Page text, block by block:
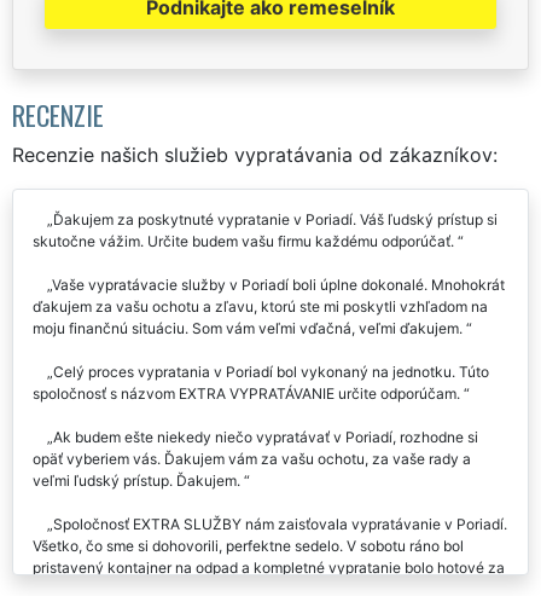
Podnikajte ako remeselník
RECENZIE
Recenzie našich služieb vypratávania od zákazníkov:
Ďakujem za poskytnuté vypratanie v Poriadí. Váš ľudský prístup si
skutočne vážim. Určite budem vašu firmu každému odporúčať.
Vaše vypratávacie služby v Poriadí boli úplne dokonalé. Mnohokrát
ďakujem za vašu ochotu a zľavu, ktorú ste mi poskytli vzhľadom na
moju finančnú situáciu. Som vám veľmi vďačná, veľmi ďakujem.
Celý proces vypratania v Poriadí bol vykonaný na jednotku. Túto
spoločnosť s názvom EXTRA VYPRATÁVANIE určite odporúčam.
Ak budem ešte niekedy niečo vypratávať v Poriadí, rozhodne si
opäť vyberiem vás. Ďakujem vám za vašu ochotu, za vaše rady a
veľmi ľudský prístup. Ďakujem.
Spoločnosť EXTRA SLUŽBY nám zaisťovala vypratávanie v Poriadí.
Všetko, čo sme si dohovorili, perfektne sedelo. V sobotu ráno bol
pristavený kontajner na odpad a kompletné vypratanie bolo hotové za